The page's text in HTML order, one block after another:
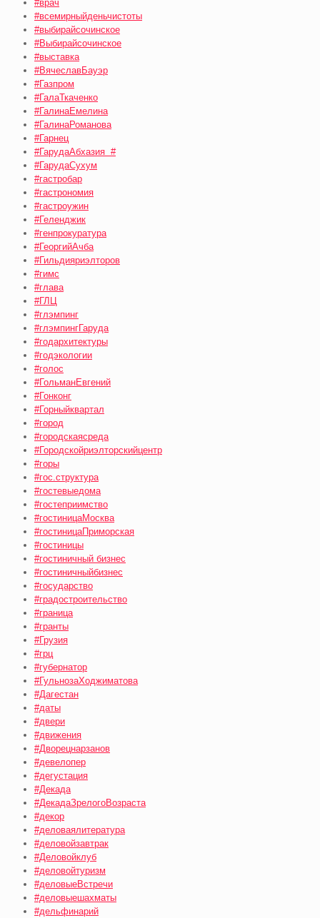
#врач
#всемирныйденьчистоты
#выбирайсочинское
#Выбирайсочинское
#выставка
#ВячеславБауэр
#Газпром
#ГалаТкаченко
#ГалинаЕмелина
#ГалинаРоманова
#Гарнец
#ГарудаАбхазия #
#ГарудаСухум
#гастробар
#гастрономия
#гастроужин
#Геленджик
#генпрокуратура
#ГеоргийАчба
#Гильдияриэлторов
#гимс
#глава
#ГЛЦ
#глэмпинг
#глэмпингГаруда
#годархитектуры
#годэкологии
#голос
#ГольманЕвгений
#Гонконг
#Горныйквартал
#город
#городскаясреда
#Городскойриэлторскийцентр
#горы
#гос.структура
#гостевыедома
#гостеприимство
#гостиницаМосква
#гостиницаПриморская
#гостиницы
#гостиничный бизнес
#гостиничныйбизнес
#государство
#градостроительство
#граница
#гранты
#Грузия
#грц
#губернатор
#ГульнозаХоджиматова
#Дагестан
#даты
#двери
#движения
#Дворецнарзанов
#девелопер
#дегустация
#Декада
#ДекадаЗрелогоВозраста
#декор
#деловаялитература
#деловойзавтрак
#Деловойклуб
#деловойтуризм
#деловыеВстречи
#деловыешахматы
#дельфинарий